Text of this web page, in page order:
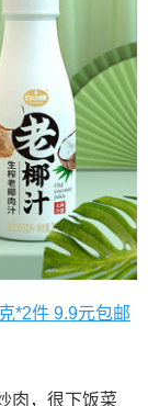
*2件 9.9元包邮
肉，很下饭菜